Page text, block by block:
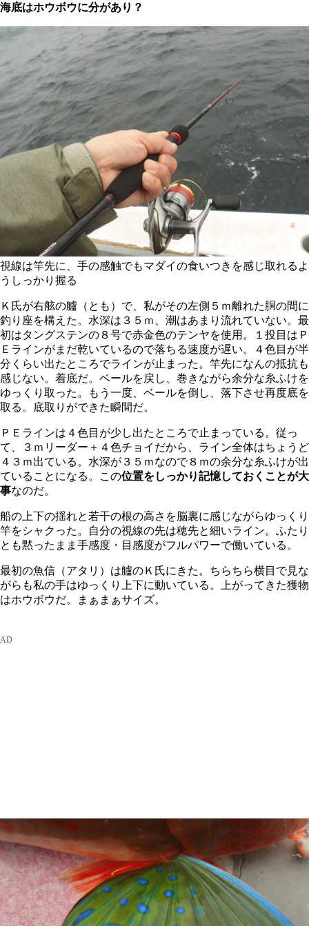
海底はホウボウに分があり？
視線は竿先に、手の感触でもマダイの食いつきを感じ取れるよ
うしっかり握る
Ｋ氏が右舷の艫（とも）で、私がその左側５ｍ離れた胴の間に
釣り座を構えた。水深は３５ｍ、潮はあまり流れていない。最
初はタングステンの８号で赤金色のテンヤを使用。１投目はＰ
Ｅラインがまだ乾いているので落ちる速度が遅い。４色目が半
分くらい出たところでラインが止まった。竿先になんの抵抗も
感じない。着底だ。ベールを戻し、巻きながら余分な糸ふけを
ゆっくり取った。もう一度、ベールを倒し、落下させ再度底を
取る。底取りができた瞬間だ。
ＰＥラインは４色目が少し出たところで止まっている。従っ
て、３ｍリーダー＋４色チョイだから、ライン全体はちょうど
４３ｍ出ている。水深が３５ｍなので８ｍの余分な糸ふけが出
ていることになる。この位置をしっかり記憶しておくことが大
事なのだ。
船の上下の揺れと若干の根の高さを脳裏に感じながらゆっくり
竿をシャクった。自分の視線の先は穂先と細いライン。ふたり
とも黙ったまま手感度・目感度がフルパワーで働いている。
最初の魚信（アタリ）は艫のＫ氏にきた。ちらちら横目で見な
がらも私の手はゆっくり上下に動いている。上がってきた獲物
はホウボウだ。まぁまぁサイズ。